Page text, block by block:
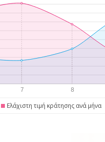
Ελάχιστη τιμή κράτησης ανά μήνα